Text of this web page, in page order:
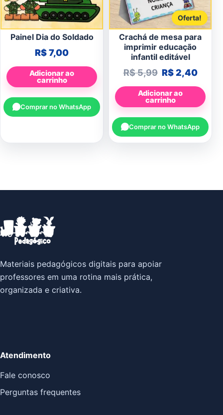
Painel Dia do Soldado
R$7,00
Adicionar ao
carrinho
Comprar no WhatsApp
Oferta!
Crachá de mesa para
imprimir educação
infantil editável
R$5,99 O preço
R$2,40O
Adicionar ao
carrinho
Comprar no WhatsApp
Materiais pedagógicos digitais para apoiar
professores em uma rotina mais prática,
organizada e criativa.
Atendimento
Fale conosco
Perguntas frequentes